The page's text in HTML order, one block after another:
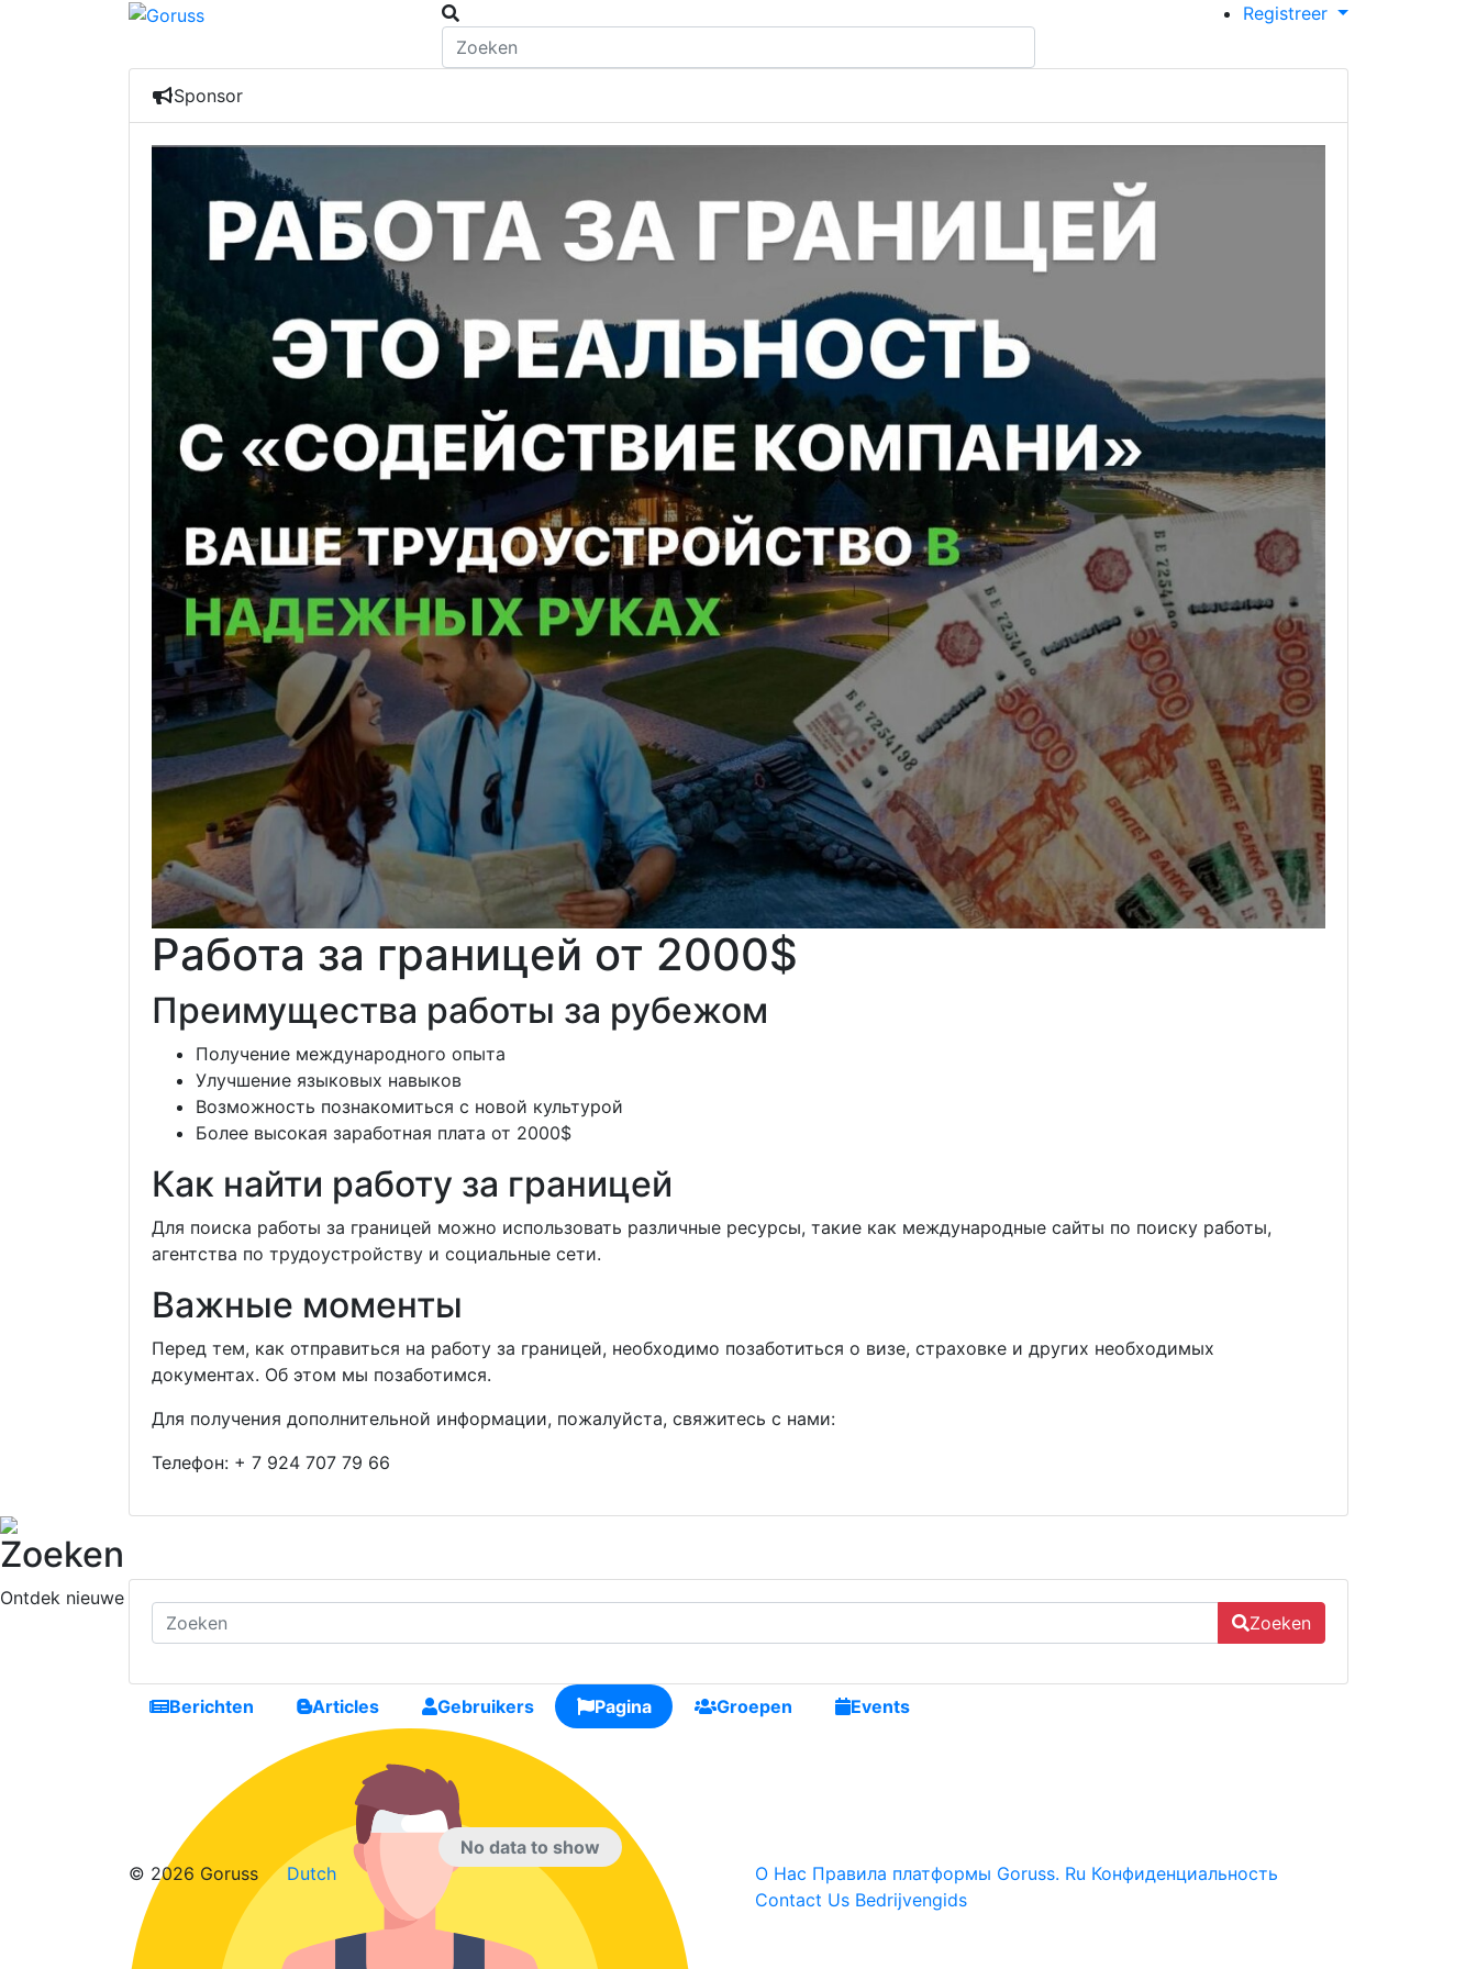
Registreer
Sponsor
Работа за границей от 2000$
Преимущества работы за рубежом
Получение международного опыта
Улучшение языковых навыков
Возможность познакомиться с новой культурой
Более высокая заработная плата от 2000$
Как найти работу за границей
Для поиска работы за границей можно использовать различные ресурсы, такие как международные сайты по поиску работы,
агентства по трудоустройству и социальные сети.
Важные моменты
Перед тем, как отправиться на работу за границей, необходимо позаботиться о визе, страховке и других необходимых
документах. Об этом мы позаботимся.
Для получения дополнительной информации, пожалуйста, свяжитесь с нами:
Телефон: + 7 924 707 79 66
Zoeken
Ontdek nieuwe mensen, nieuwe verbindingen te maken en nieuwe vrienden maken
Zoeken
Berichten Articles Gebruikers Pagina Groepen Events
No data to show
© 2026 Goruss
Dutch О Нас Правила платформы Goruss. Ru Конфиденциальность
Contact Us Bedrijvengids